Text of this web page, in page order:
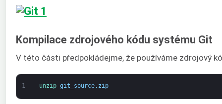
Kompilace zdrojového kódu systému Git
V této části předpokládejme, že používáme zdrojový
1 unzip git_source. zip